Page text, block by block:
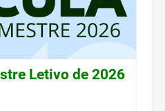
Letivo de 2026